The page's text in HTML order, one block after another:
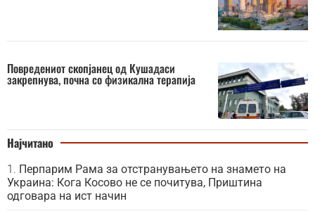
Повредениот скопјанец од Кушадаси
закрепнува, почна со физикална терапија
Најчитано
Перпарим Рама за отстранувањето на знамето на
Украина: Кога Косово не се почитува, Приштина
одговара на ист начин